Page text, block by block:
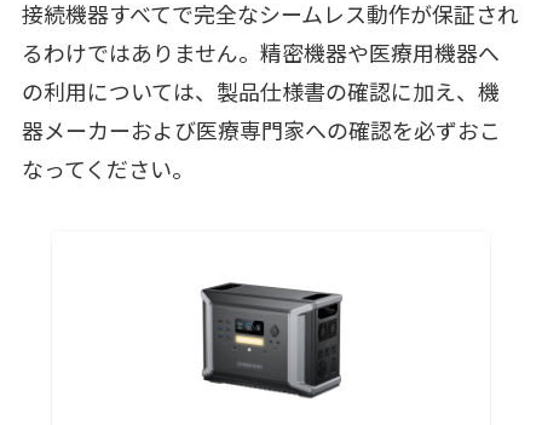
接続機器すべてで完全なシームレス動作が保証され
るわけではありません。精密機器や医療用機器へ
の利用については、製品仕様書の確認に加え、機
器メーカーおよび医療専門家への確認を必ずおこ
なってください。